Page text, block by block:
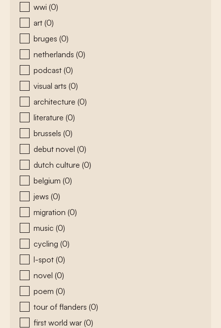
wwi (0)
art (0)
bruges (0)
netherlands (0)
podcast (0)
visual arts (0)
architecture (0)
literature (0)
brussels (0)
debut novel (0)
dutch culture (0)
belgium (0)
jews (0)
migration (0)
music (0)
cycling (0)
l-spot (0)
novel (0)
poem (0)
tour of flanders (0)
first world war (0)